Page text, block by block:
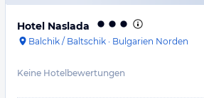
Hotel Naslada
Balchik / Baltschik · Bulgarien Norden
Keine Hotelbewertungen